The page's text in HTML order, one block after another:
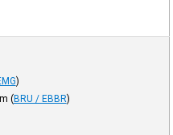
)
(BRU / EBBR)